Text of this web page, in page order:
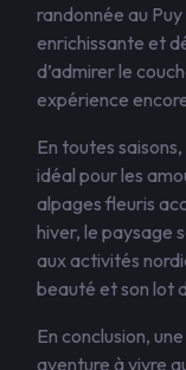
randonnée au
enrichissante et
d’admirer le
expérience
En toutes
idéal pour les
alpages fleuris
hiver, le paysage
aux activités
beauté et son lot
En conclusion,
aventure à vivre